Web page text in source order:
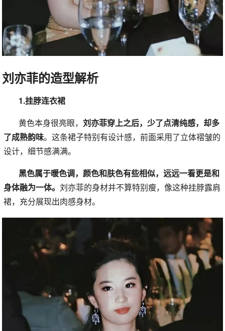
刘亦菲的造型解析
1.挂脖连衣裙
黄色本身很亮眼，刘亦菲穿上之后，少了点清纯感，却多
了成熟韵味。这条裙子特别有设计感，前面采用了立体褶皱的
设计，细节感满满。
黑色属于暖色调，颜色和肤色有些相似，远远一看更是和
身体融为一体。刘亦菲的身材并不算特别瘦，像这种挂脖露肩
裙，充分展现出肉感身材。